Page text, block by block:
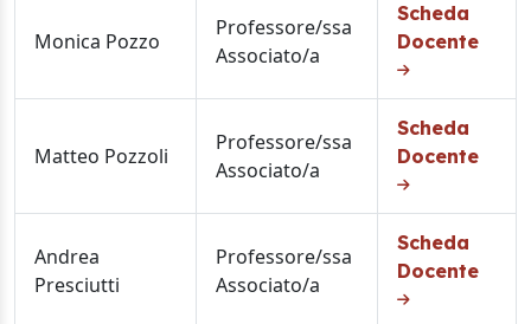
Monica Pozzo
Professore/ssa
Associato/a
Scheda
Docente
Matteo Pozzoli
Professore/ssa
Associato/a
Scheda
Docente
Andrea
Presciutti
Professore/ssa
Associato/a
Scheda
Docente